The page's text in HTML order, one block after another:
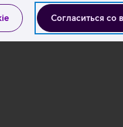
Согласиться со